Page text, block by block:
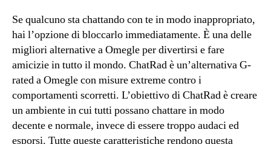
Se qualcuno sta chattando con te in modo inappropriato,
hai l’opzione di bloccarlo immediatamente. È una delle
migliori alternative a Omegle per divertirsi e fare
amicizie in tutto il mondo. ChatRad è un’alternativa G-
rated a Omegle con misure extreme contro i
comportamenti scorretti. L’obiettivo di ChatRad è creare
un ambiente in cui tutti possano chattare in modo
decente e normale, invece di essere troppo audaci ed
esporsi. Tutte queste caratteristiche rendono questa